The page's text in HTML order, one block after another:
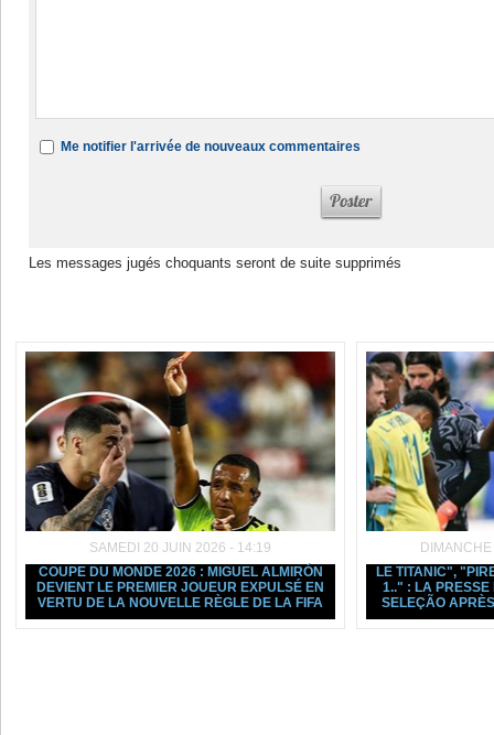
Me notifier l'arrivée de nouveaux commentaires
Les messages jugés choquants seront de suite supprimés
SAMEDI 20 JUIN 2026 - 14:19
COUPE DU MONDE 2026 : MIGUEL ALMIRÓN
DEVIENT LE PREMIER JOUEUR EXPULSÉ EN
VERTU DE LA NOUVELLE RÈGLE DE LA FIFA
LE TITANIC",
1.." : LA PRESSE
SELEÇÃO